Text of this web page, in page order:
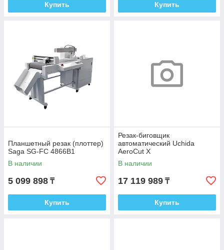
Купить Купить
Планшетный резак (плоттер)
Saga SG-FC 4866B1
В наличии
5 099 898 ₸
Купить
Резак-биговщик
автоматический Uchida
AeroCut X
В наличии
17 119 989 ₸
Купить